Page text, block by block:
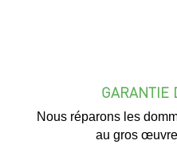
GARANTIE
Nous réparons les
au gros